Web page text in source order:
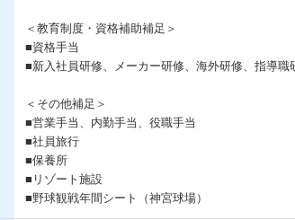
＜教育制度・資格補助補足＞
■資格手当
■新入社員研修、メーカー研修、海外研修、指導職
＜その他補足＞
■営業手当、内勤手当、役職手当
■社員旅行
■保養所
■リゾート施設
■野球観戦年間シート（神宮球場）